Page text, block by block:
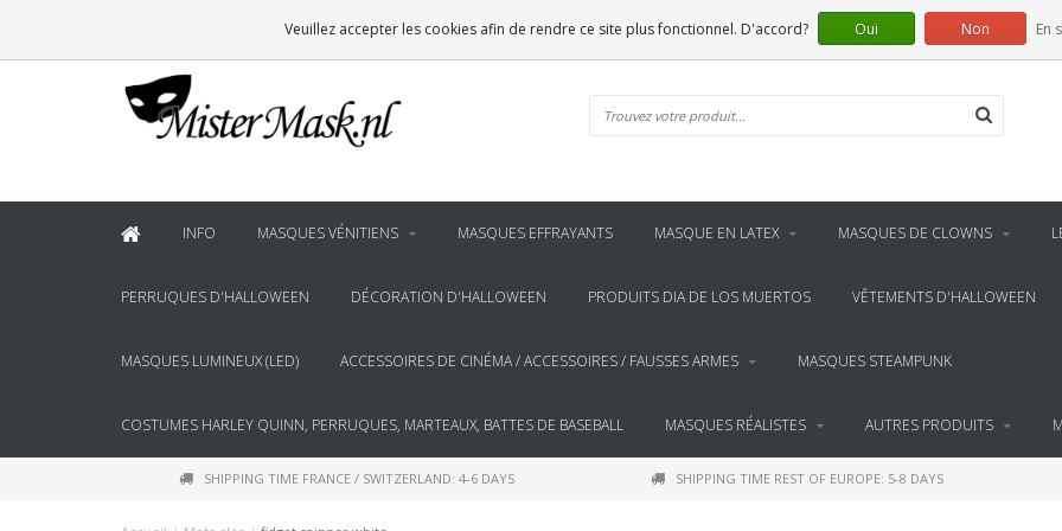
GRATIS BEZORGING
INFO MASQUES VÉNITIENS MASQUES EFFRAYANTS MASQUE EN LATEX MASQUES DE CLOWNS
PERRUQUES D'HALLOWEEN DÉCORATION D'HALLOWEEN PRODUITS DIA DE LOS MUERTOS VÊTEMENTS D'HALLOWEEN
MASQUES LUMINEUX (LED) ACCESSOIRES DE CINÉMA / ACCESSOIRES / FAUSSES ARMES MASQUES STEAMPUNK
COSTUMES HARLEY QUINN, PERRUQUES, MARTEAUX, BATTES DE BASEBALL MASQUES RÉALISTES AUTRES PRODUITS
SHIPPING TIME FRANCE / SWITZERLAND: 4-6 DAYS SHIPPING TIME REST OF EUROPE: 5-8 DAYS
Veuillez accepter les cookies afin de rendre ce site plus fonctionnel. D'accord? Oui Non En